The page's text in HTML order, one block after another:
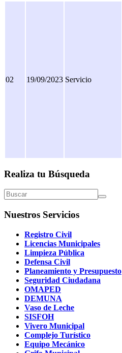
02 19/09/2023 Servicio
Realiza tu Búsqueda
Nuestros Servicios
Registro Civil
Licencias Municipales
Limpieza Pública
Defensa Civil
Planeamiento y Presupuesto
Seguridad Ciudadana
OMAPED
DEMUNA
Vaso de Leche
SISFOH
Vivero Municipal
Complejo Turístico
Equipo Mecánico